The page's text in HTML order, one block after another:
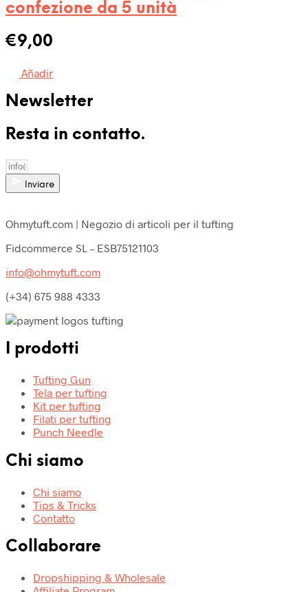
confezione da 5 unità
€9,00
Añadir
Newsletter
Resta in contatto.
Inviare
Ohmytuft.com | Negozio di articoli per il tufting
Fidcommerce SL – ESB75121103
info@ohmytuft.com
(+34) 675 988 4333
I prodotti
Tufting Gun
Tela per tufting
Kit per tufting
Filati per tufting
Punch Needle
Chi siamo
Chi siamo
Tips & Tricks
Contatto
Collaborare
Dropshipping & Wholesale